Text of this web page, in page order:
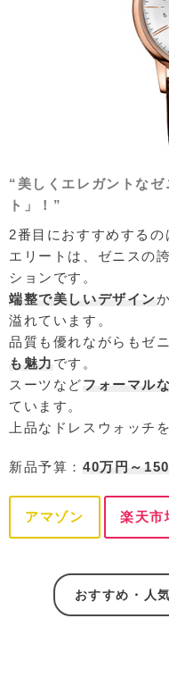
“美しくエレガントな
ト」！”
2番目におすすめするの
エリートは、ゼニスの
ションです。
端整で美しいデザイン
溢れています。
品質も優れながらもゼ
も魅力 です。
スーツなどフォーマル
ています。
上品なドレスウォッチ
新品予算： 40万円～
アマゾン 楽天市
おすすめ・人